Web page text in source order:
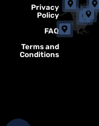
Privacy
Policy
FAQ
Terms and
Conditions